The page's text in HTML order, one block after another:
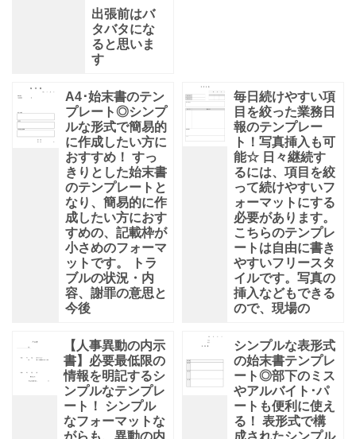
出張前はバ
タバタにな
ると思いま
す
A4･始末書のテン
プレート◎シンプ
ルな形式で簡易的
に作成したい方に
おすすめ！ すっ
きりとした始末書
のテンプレートと
なり、簡易的に作
成したい方におす
すめの、記載枠が
小さめのフォーマ
ットです。 トラ
ブルの状況・内
容、謝罪の意思と
今後
毎日続けやすい項
目を絞った業務日
報のテンプレー
ト！写真挿入も可
能☆ 日々継続す
るには、項目を絞
って続けやすいフ
ォーマットにする
必要があります。
こちらのテンプレ
ートは自由に書き
やすいフリースタ
イルです。写真の
挿入などもできる
ので、現場の
【人事異動の内示
書】必要最低限の
情報を明記するシ
ンプルなテンプレ
ート！ シンプル
なフォーマットな
シンプルな表形式
の始末書テンプレ
ート◎部下のミス
やアルバイト･パ
ートも便利に使え
る！ 表形式で構